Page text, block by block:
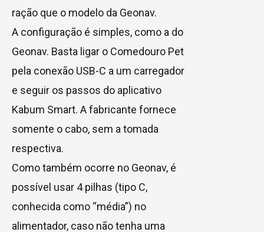
ração que o modelo da Geonav.
A configuração é simples, como a do
Geonav. Basta ligar o Comedouro Pet
pela conexão USB-C a um carregador
e seguir os passos do aplicativo
Kabum Smart. A fabricante fornece
somente o cabo, sem a tomada
respectiva.
Como também ocorre no Geonav, é
possível usar 4 pilhas (tipo C,
conhecida como “média”) no
alimentador, caso não tenha uma